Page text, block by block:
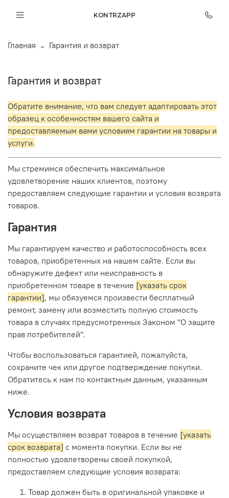
KONTRZAPP
Главная Гарантия и возврат
Гарантия и возврат
Обратите внимание, что вам следует адаптировать этот
образец к особенностям вашего сайта и
предоставляемым вами условиям гарантии на товары и
услуги.
Мы стремимся обеспечить максимальное
удовлетворение наших клиентов, поэтому
предоставляем следующие гарантии и условия возврата
товаров.
Гарантия
Мы гарантируем качество и работоспособность всех
товаров, приобретенных на нашем сайте. Если вы
обнаружите дефект или неисправность в
приобретенном товаре в течение [указать срок
гарантии], мы обязуемся произвести бесплатный
ремонт, замену или возместить полную стоимость
товара в случаях предусмотренных Законом "О защите
прав потребителей".
Чтобы воспользоваться гарантией, пожалуйста,
сохраните чек или другое подтверждение покупки.
Обратитесь к нам по контактным данным, указанным
ниже.
Условия возврата
Мы осуществляем возврат товаров в течение [указать
срок возврата] с момента покупки. Если вы не
полностью удовлетворены своей покупкой,
предоставляем следующие условия возврата:
Товар должен быть в оригинальной упаковке и